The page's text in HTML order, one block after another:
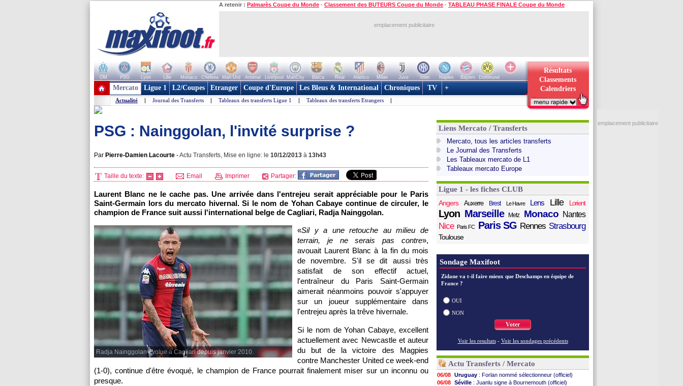
A retenir : Palmarès Coupe du Monde - Classement des BUTEURS Coupe du Monde - TABLEAU PHASE FINALE Coupe du Monde
emplacement publicitaire
OM PSG Lyon Lille Monaco Chelsea Man Utd Arsenal Liverpool ManCity Barca Real Atletico Milan Juve Inter Naples Bayern
Dortmund
+ de clubs
Résultats
Classements
Calendriers
Mercato Ligue 1 L2/Coupes Etranger Coupe d'Europe Les Bleus & International Chroniques TV +
Actualité | Journal des Transferts | Tableaux des transferts Ligue 1 | Tableaux des transferts Etrangers |
PSG : Nainggolan, l'invité surprise ?
Par Pierre-Damien Lacourte -Actu Transferts, Mise en ligne: le 10/12/2013 à 13h43
Taille du texte: Email Imprimer Partager:
Laurent Blanc ne le cache pas. Une arrivée dans l'entrejeu serait appréciable pour le Paris
Saint-Germain lors du mercato hivernal. Si le nom de Yohan Cabaye continue de circuler, le
champion de France suit aussi l'international belge de Cagliari, Radja Nainggolan.
Radja Nainggolan évolue à Cagliari depuis janvier 2010.
«Sil y a une retouche au milieu de
terrain, je ne serais pas contre»,
avouait Laurent Blanc à la fin du mois
de novembre. S'il se dit aussi très
satisfait de son effectif actuel,
l'entraîneur du Paris Saint-Germain
aimerait néanmoins pouvoir s'appuyer
sur un joueur supplémentaire dans
l'entrejeu après la trêve hivernale.
Si le nom de Yohan Cabaye, excellent
actuellement avec Newcastle et auteur
du but de la victoire des Magpies
contre Manchester United ce week-end
(1-0), continue d'être évoqué, le champion de France pourrait finalement miser sur un inconnu ou
presque.
Liens Mercato / Transferts
Mercato, tous les articles transferts
Le Journal des Transferts
Les Tableaux mercato de L1
Tableaux mercato Europe
Ligue 1 - les fiches CLUB
Angers
Auxerre Brest Le Havre Lens Lille Lorient
Lyon Marseille Metz Monaco Nantes
Nice Paris FC Paris SG Rennes Strasbourg
Toulouse
Sondage Maxifoot
Zidane va t-il faire mieux que Deschamps en équipe de
France ?
OUI
NON
Voter
Voir les resultats - Voir les sondages précédents
Actu Transferts / Mercato
06/08 Uruguay : Forlan nommé sélectionneur (officiel)
06/08 Séville : Juanlu signe à Bournemouth (officiel)
emplacement publicitaire